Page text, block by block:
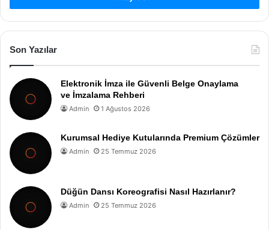
Son Yazılar
Elektronik İmza ile Güvenli Belge Onaylama
ve İmzalama Rehberi
Admin 1 Ağustos 2026
Kurumsal Hediye Kutularında Premium Çözümler
Admin 25 Temmuz 2026
Düğün Dansı Koreografisi Nasıl Hazırlanır?
Admin 25 Temmuz 2026